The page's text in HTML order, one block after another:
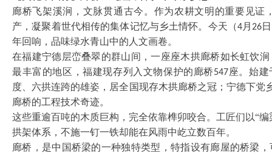
廊桥飞架溪涧，文脉贯通古今。作为农耕文明的重要见证
产，凝聚着世代相传的集体记忆与乡土情怀。今天（4月 26
年回响，品味绿水青山中的人文画卷。
在福建宁德层峦叠翠的群山间，一座座木拱廊桥如长虹饮
最丰富的地区，福建现存列入文物保护的廊桥547座。始
度、六拱连跨的雄姿，居全国现存木拱廊桥之冠；宁德下党
廊桥的工程技术奇迹。
这些重逾百吨的木质巨构，完全依靠榫卯咬合。工匠们以“编
拱架体系，不施一钉一铁却能在风雨中屹立数百年。
廊桥，是中国桥梁的一种独特类型，特指设有廊屋的桥梁